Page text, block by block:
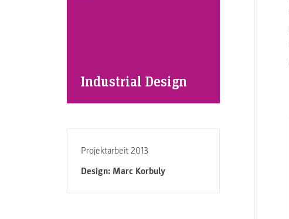
Industrial Design
Projektarbeit 2013
Design: Marc Korbuly